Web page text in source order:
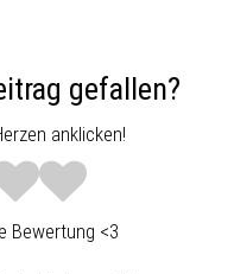
gefallen?
anklicken!
Bewertung <3